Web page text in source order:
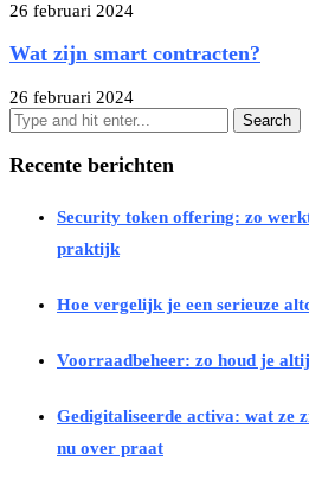
26 februari 2024
Wat zijn smart contracten?
26 februari 2024
Recente berichten
Security token offering: zo
praktijk
Hoe vergelijk je een serieuze
Voorraadbeheer: zo houd je
Gedigitaliseerde activa: wat ze
nu over praat